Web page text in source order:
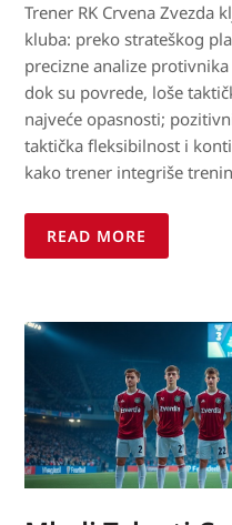
Trener RK Crvena Zvezda
kluba: preko strateškog
precizne analize
dok su povrede, loše
najveće opasnosti;
taktička fleksibilnost i
kako trener integriše
READ MORE